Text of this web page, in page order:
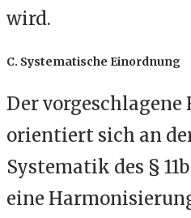
wird.
C. Systematische Einordnung
Der vorgeschlagene
orientiert sich an
Systematik des §
eine